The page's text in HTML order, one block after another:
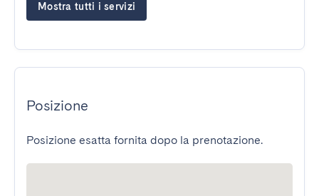
Mostra tutti i servizi
Posizione
Posizione esatta fornita dopo la prenotazione.